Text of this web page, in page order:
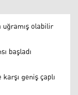
uğramış olabilir
başladı
geniş çaplı